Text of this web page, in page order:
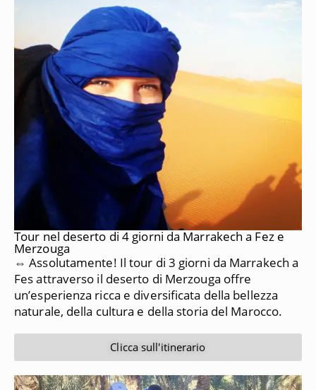
Tour nel deserto di 4 giorni da Marrakech a Fez e
Merzouga
⇔ Assolutamente! Il tour di 3 giorni da Marrakech a
Fes attraverso il deserto di Merzouga offre
un’esperienza ricca e diversificata della bellezza
naturale, della cultura e della storia del Marocco.
Clicca sull'itinerario